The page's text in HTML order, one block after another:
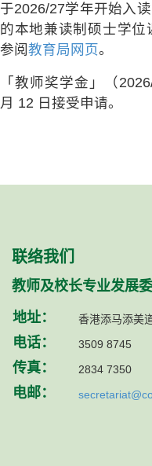
于2026/27学年开始入
的本地兼读制硕士学
参阅教育局网页。
「教师奖学金」（
月 12 日接受申请。
联络我们
教师及校长专业发展
地址：
香港添马添美
电话： 3509 8745
传真： 2834 7350
电邮：